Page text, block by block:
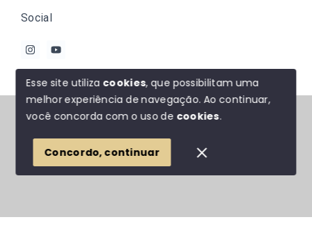
Social
© Copyright 2026 - Johanna Marques - Todos os
SITE PARA IMOBILIARIA
Esse site utiliza cookies, que possibilitam uma
melhor experiência de navegação.Ao continuar,
você concorda com o uso de cookies.
Concordo, continuar